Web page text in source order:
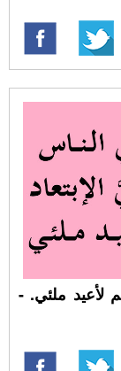
لأعيد ملئي. -